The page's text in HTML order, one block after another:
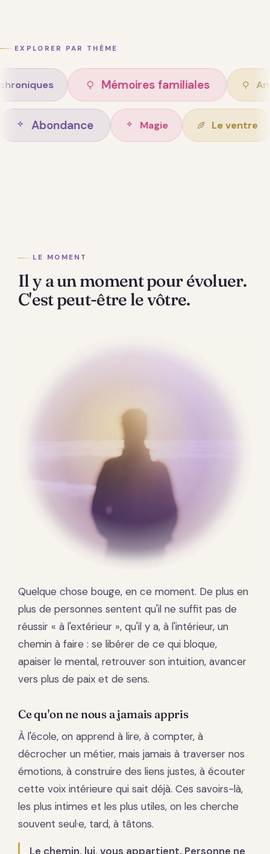
EXPLORER PAR THÈME
Mémoires familiales Ancêtres
de vie Abondance Magie
LE MOMENT
Il y a un moment pour évoluer.
C'est peut-être le vôtre.
Quelque chose bouge, en ce moment. De plus en
plus de personnes sentent qu'il ne suffit pas de
réussir « à l'extérieur », qu'il y a, à l'intérieur, un
chemin à faire : se libérer de ce qui bloque,
apaiser le mental, retrouver son intuition, avancer
vers plus de paix et de sens.
Ce qu'on ne nous a jamais appris
À l'école, on apprend à lire, à compter, à
décrocher un métier, mais jamais à traverser nos
émotions, à construire des liens justes, à écouter
cette voix intérieure qui sait déjà. Ces savoirs-là,
les plus intimes et les plus utiles, on les cherche
souvent seul·e, tard, à tâtons.
Le chemin, lui, vous appartient. Personne ne